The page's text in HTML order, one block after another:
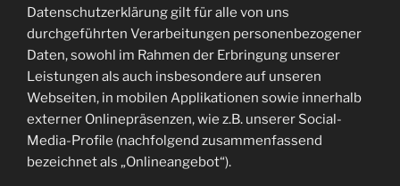
Datenschutzerklärung gilt für alle von uns
durchgeführten Verarbeitungen personenbezogener
Daten, sowohl im Rahmen der Erbringung unserer
Leistungen als auch insbesondere auf unseren
Webseiten, in mobilen Applikationen sowie innerhalb
externer Onlinepräsenzen, wie z.B. unserer Social-
Media-Profile (nachfolgend zusammenfassend
bezeichnet als „Onlineangebot“).